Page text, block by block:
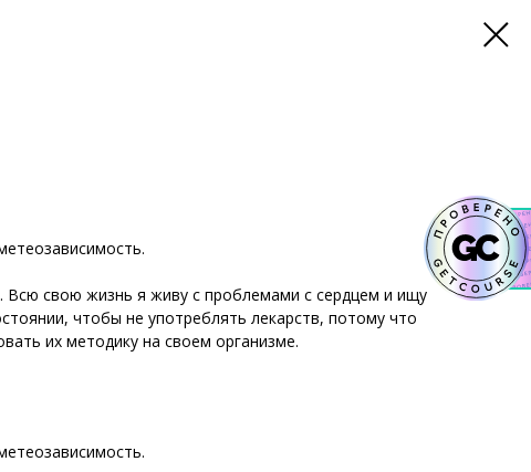
Всю свою жизнь я живу с проблемами с сердцем и ищу
чтобы не употреблять лекарств, потому что
их методику на своем организме.